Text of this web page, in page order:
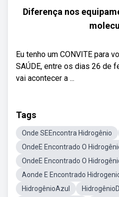
Diferença nos
Eu tenho um CONVITE para
SAÚDE, entre os dias 26 de
vai acontecer a ...
Tags
Onde SEEncontra Hidrogênio
OndeE Encontrado O
OndeE Encontrado O
Aonde E Encontrado
HidrogênioAzul